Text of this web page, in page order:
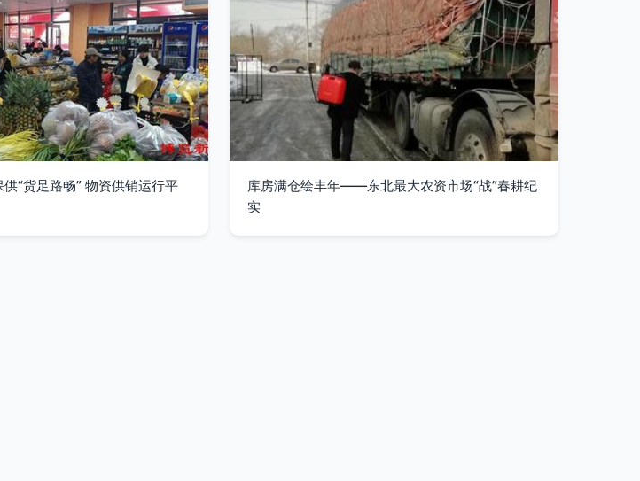
“货足路畅” 物资供销运行平
库房满仓绘丰年——东北最大农资市场“战”春耕纪
实